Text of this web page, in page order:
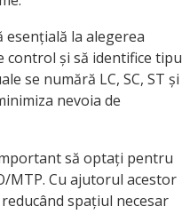
la alegerea
control și să identifice
se numără LC, SC, ST și
nevoia de
să optați pentru
MTP. Cu ajutorul acestor
spațiul necesar